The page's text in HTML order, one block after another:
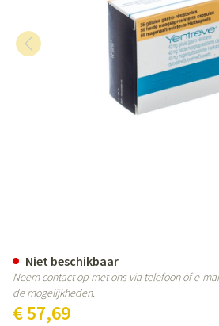
€ 57,69
Niet beschikbaar
Neem contact op met ons via telefoon of e-
de mogelijkheden.